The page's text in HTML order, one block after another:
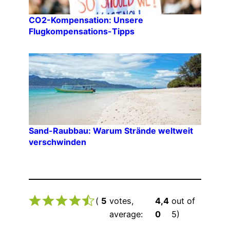
CO2-Kompensation: Unsere
Flugkompensations-Tipps
Sand-Raubbau: Warum Strände weltweit
verschwinden
( 5 votes,
average:
4,4
0
out of
5)